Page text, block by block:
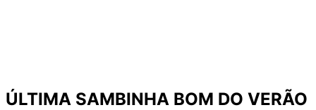
ÚLTIMA SAMBINHA BOM DO VERÃO